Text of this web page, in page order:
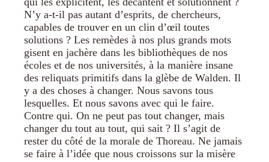
N’y a-t-il pas autant d’esprits, de chercheurs,
capables de trouver en un clin d’œil toutes
solutions ? Les remèdes à nos plus grands mots
gisent en jachère dans les bibliothèques de nos
écoles et de nos universités, à la manière insane
des reliquats primitifs dans la glèbe de Walden. Il
y a des choses à changer. Nous savons tous
lesquelles. Et nous savons avec qui le faire.
Contre qui. On ne peut pas tout changer, mais
changer du tout au tout, qui sait ? Il s’agit de
rester du côté de la morale de Thoreau. Ne jamais
se faire à l’idée que nous croissons sur la misère